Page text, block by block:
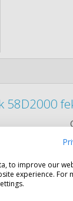
58D2000
to improve our
experience. For